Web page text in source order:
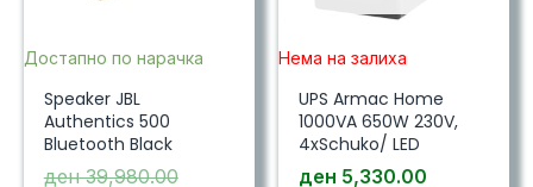
Достапно по нарачка
Speaker JBL
Authentics 500
Bluetooth Black
ден39,980.00Original
Нема на залиха
UPS Armac Home
1000VA 650W 230V,
4xSchuko/ LED
ден 5,330.00